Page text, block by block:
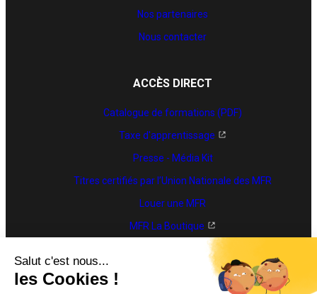
Nos partenaires
Nous contacter
ACCÈS DIRECT
Catalogue de formations (PDF)
Taxe d'apprentissage
Presse - Média Kit
Titres certifiés par l’Union Nationale des MFR
Louer une MFR
MFR La Boutique
Trouver une formation